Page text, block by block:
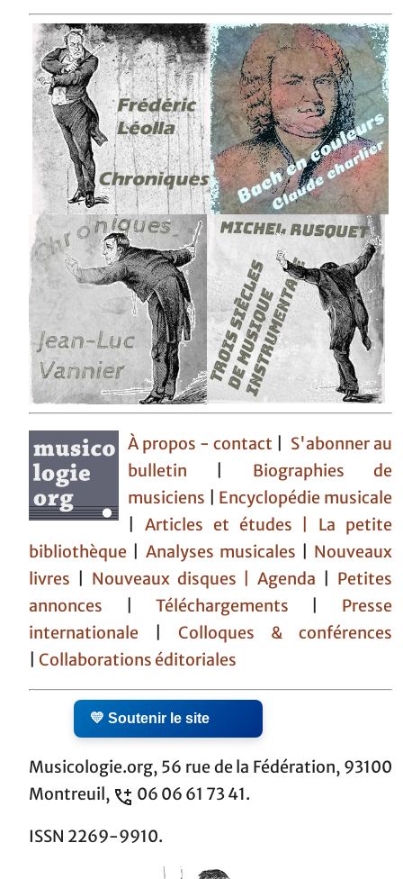
À propos - contact
S'abonner au
bulletin
Biographies de
musiciens
Encyclopédie musicale
|Articles et études | La petite
bibliothèque
Analyses musicales
Nouveaux
livres
Nouveaux disques |Agenda
Petites
annonces
Téléchargements
Presse
internationale
Colloques & conférences
Collaborations éditoriales
💛 Soutenir le site
Musicologie.org, 56 rue de la Fédération, 93100
Montreuil,
06 06 61 73 41.
ISSN 2269-9910.